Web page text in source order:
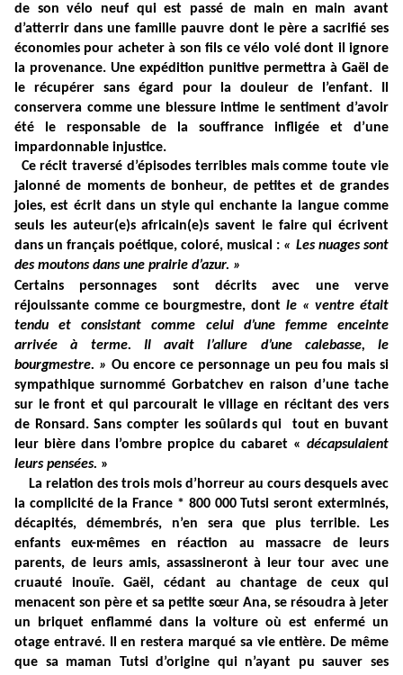
de son vélo neuf qui est passé de main en main avant
d’atterrir dans une famille pauvre dont le père a sacrifié ses
économies pour acheter à son fils ce vélo volé dont il ignore
la provenance. Une expédition punitive permettra à Gaël de
le récupérer sans égard pour la douleur de l’enfant. Il
conservera comme une blessure intime le sentiment d’avoir
été le responsable de la souffrance infligée et d’une
impardonnable injustice.
Ce récit traversé d’épisodes terribles mais comme toute vie
jalonné de moments de bonheur, de petites et de grandes
joies, est écrit dans un style qui enchante la langue comme
seuls les auteur(e)s africain(e)s savent le faire qui écrivent
dans un français poétique, coloré, musical : « Les nuages sont
des moutons dans une prairie d’azur. »
Certains personnages sont décrits avec une verve
réjouissante comme ce bourgmestre, dont le «ventre était
tendu et consistant comme celui d’une femme enceinte
arrivée à terme. Il avait l’allure d’une calebasse, le
bourgmestre. » Ou encore ce personnage un peu fou mais si
sympathique surnommé Gorbatchev en raison d’une tache
sur le front et qui parcourait le village en récitant des vers
de Ronsard. Sans compter les soûlards qui tout en buvant
leur bière dans l’ombre propice du cabaret « décapsulaient
leurs pensées. »
La relation des trois mois d’horreur au cours desquels avec
la complicité de la France * 800 000 Tutsi seront exterminés,
décapités, démembrés, n’en sera que plus terrible. Les
enfants eux-mêmes en réaction au massacre de leurs
parents, de leurs amis, assassineront à leur tour avec une
cruauté inouïe. Gaël, cédant au chantage de ceux qui
menacent son père et sa petite sœur Ana, se résoudra à jeter
un briquet enflammé dans la voiture où est enfermé un
otage entravé. Il en restera marqué sa vie entière. De même
que sa maman Tutsi d’origine qui n’ayant pu sauver ses